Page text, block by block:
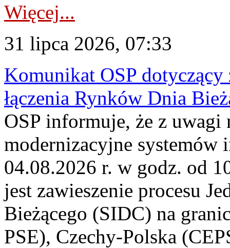
Więcej...
31 lipca 2026, 07:33
Komunikat OSP dotyczący
łączenia Rynków Dnia
OSP informuje, że z uwagi
modernizacyjne
04.08.2026 r. w godz. od
jest zawieszenie procesu
Bieżącego (SIDC) na
PSE), Czechy-Polska